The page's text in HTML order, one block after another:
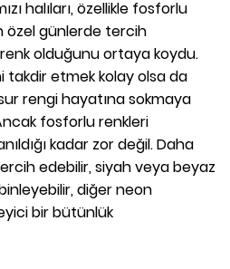
halıları, özellikle fosforlu
özel günlerde tercih
olduğunu ortaya koydu.
takdir etmek kolay olsa da
rengi hayatına sokmaya
fosforlu renkleri
kadar zor değil. Daha
edebilir, siyah veya beyaz
diğer neon
bir bütünlük